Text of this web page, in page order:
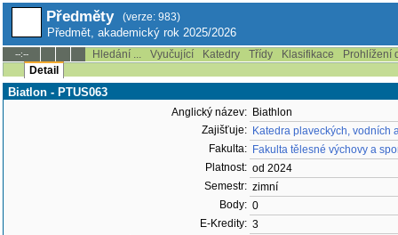
Předměty (verze: 983)
Předmět, akademický rok 2025/2026
--:-- Hledání ... Vyučující Katedry Třídy Klasifikace
Prohlížení
Detail
Biatlon - PTUS063
Anglický název: Biathlon
Zajišťuje: Katedra plaveckých, vodních
Fakulta: Fakulta tělesné výchovy a
Platnost: od 2024
Semestr: zimní
Body: 0
E-Kredity: 3